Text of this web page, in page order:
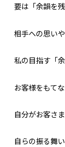
要は「余韻を
相手への思い
私の目指す「
お客様をもて
自分がお客さ
自らの振る舞